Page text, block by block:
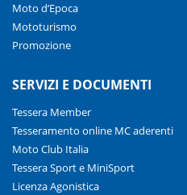
Moto d’Epoca
Mototurismo
Promozione
SERVIZI E DOCUMENTI
Tessera Member
Tesseramento online MC aderenti
Moto Club Italia
Tessera Sport e MiniSport
Licenza Agonistica